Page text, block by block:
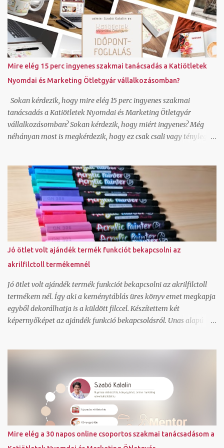
és oldalról látszik. Az íróasztal egy ablak előtt áll, az ablakból egy
virágos kertre lehet látni és a háttérben hófödte hegycsúcsokra.
Ha jól megnézzük hellyel-közzel azt csináltam amit kértem.
Annak nem néztem még utána, hogy az így generált képeket
hogyan lehet felhasználni, milyen szerzői jogok vonatkoznak rá
és lehet-e jobb felbontásban is generálni a canvavan, de úgy
látom, hogy ha nincs valakinek saját fotója, amit megjelenítsen,
bátran használhat ilyen alkalmazást is. Hogy...
Mire elég 15 perc ingyenes szakmai tanácsadás a Katiötletek
Nyomdai és Marketing Ötletgyár vállalkozásomban?
Sokan kérdezik, hogy mire elég 15 perc ingyenes szakmai
tanácsadás a Katiötletek Nyomdai és Marketing Ötletgyár
vállalkozásomban? Sokan kérdezik, hogy miért ingyenes? Még
néhányan most is megkérdezik, hogy ez csak csali vagy tényleg
tesztelni olvasói szemmel egy-egy online felületedet és tudok
javaslatot tenni, hogy mit módosítsd ahhoz, hogy hatékonyabban
működjön canva képszerkesztő program alap használatát meg
tudjuk nézni és rájössz ezután hogy jé, ez tényleg ilyen egyszerű
általad használt grafikai programban tudlak segíteni, hogy ments
olyan pdf-et, ami a nyomdai céloknak megfelel wordpress és unas
weboldal és webáruház technikai kérdését tudom megválaszolni
ha még csak most tervezel vállalkozást indítani, át tudjuk beszélni
a szempontokat, amit érdemes mérlegelned ha egyedi
ajándékötletet keresel, el tudlak halmozni és jó párral ennyi idő
alatt meg tud...
Jó ötlet volt ajándék termék funkciót bekapcsolni az
akrilfilctoll termékemnél
Jó ötlet volt ajándék termék funkciót bekapcsolni az akrilfilctoll
termékem nél. Így aki a keménytáblás üres könyv emet megkapja
egyből dekorálhatja is a küldött filccel. Készítettem két
képernyőképet az ajándék funkció bekapcsolásról. Unas alapú
képernyőképpel a kosár oldalt, ahol a marketing menü
beállítások szerint meg is jelenik a választható ajándék termék.
Mi a különbség a között, hogy a marketing menüben egy
szabályt beállítunk, amihez ajándék választható vagy a között
hogy a terméknél is beállítjuk, hogy ez ajándék termék? Az
előbbinél az ajándékba választható termék külön is megvehető,
Mire elég a 30 napos online csoportos szakmai tanácsadásom a